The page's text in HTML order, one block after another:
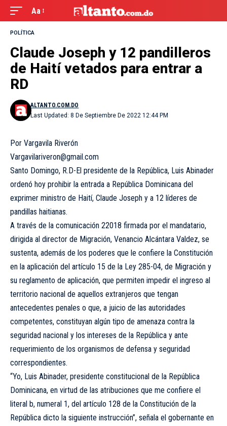
Aa
POLÍTICA
Claude Joseph y 12 pandilleros
de Haití vetados para entrar a
RD
Last Updated: 8 De Septiembre De 2022 12:44 PM
ALTANTO.COM.DO
Por Vargavila Riverón
Vargavilariveron@gmail.com
Santo Domingo, R.D-El presidente de la República, Luis Abinader
ordenó hoy prohibir la entrada a República Dominicana del
exprimer ministro de Haití, Claude Joseph y a 12 líderes de
pandillas haitianas.
A través de la comunicación 22018 firmada por el mandatario,
dirigida al director de Migración, Venancio Alcántara Valdez, se
sustenta, además de los poderes que le confiere la Constitución
en la aplicación del artículo 15 de la Ley 285-04, de Migración y
su reglamento de aplicación, que permiten impedir el ingreso al
territorio nacional de aquellos extranjeros que tengan
antecedentes penales o que, a juicio de las autoridades
competentes, constituyan algún tipo de amenaza contra la
seguridad nacional y los intereses de la República y ante
requerimiento de los organismos de defensa y seguridad
correspondientes.
“Yo, Luis Abinader, presidente constitucional de la República
Dominicana, en virtud de las atribuciones que me confiere el
literal b, numeral 1, del artículo 128 de la Constitución de la
República dicto la siguiente instrucción”, señala el gobernante en